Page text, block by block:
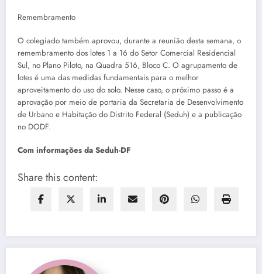
Remembramento
O colegiado também aprovou, durante a reunião desta semana, o
remembramento dos lotes 1 a 16 do Setor Comercial Residencial
Sul, no Plano Piloto, na Quadra 516, Bloco C. O agrupamento de
lotes é uma das medidas fundamentais para o melhor
aproveitamento do uso do solo. Nesse caso, o próximo passo é a
aprovação por meio de portaria da Secretaria de Desenvolvimento
de Urbano e Habitação do Distrito Federal (Seduh) e a publicação
no DODF.
Com informações da Seduh-DF
Share this content: